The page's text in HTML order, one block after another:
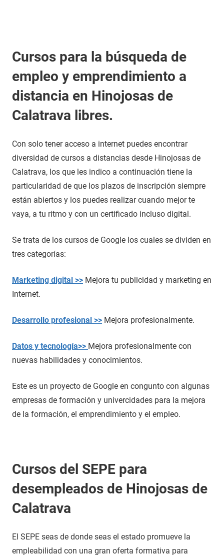
Cursos para la búsqueda de
empleo y emprendimiento a
distancia en Hinojosas de
Calatrava libres.
Con solo tener acceso a internet puedes encontrar
diversidad de cursos a distancias desde Hinojosas de
Calatrava, los que les indico a continuación tiene la
particularidad de que los plazos de inscripción siempre
están abiertos y los puedes realizar cuando mejor te
vaya, a tu ritmo y con un certificado incluso digital.
Se trata de los cursos de Google los cuales se dividen en
tres categorías:
Marketing digital >> Mejora tu publicidad y marketing en
Internet.
Desarrollo profesional >> Mejora profesionalmente.
Datos y tecnología>> Mejora profesionalmente con
nuevas habilidades y conocimientos.
Este es un proyecto de Google en congunto con algunas
empresas de formación y univercidades para la mejora
de la formación, el emprendimiento y el empleo.
Cursos del SEPE para
desempleados de Hinojosas de
Calatrava
El SEPE seas de donde seas el estado promueve la
empleabilidad con una gran oferta formativa para